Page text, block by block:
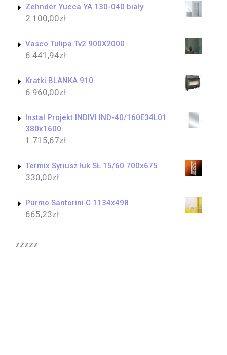
Zehnder Yucca YA 130-040 biały
2 100,00zł
Vasco Tulipa Tv2 900X2000
6 441,94zł
Kratki BLANKA 910
6 960,00zł
Instal Projekt INDIVI IND-40/160E34L01
380x1600
1 715,67zł
Termix Syriusz łuk SŁ 15/60 700x675
330,00zł
Purmo Santorini C 1134x498
665,23zł
zzzzz